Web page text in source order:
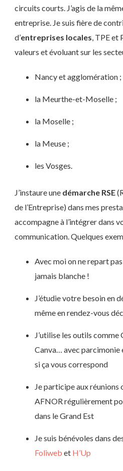
circuits courts. J’agis de la
entreprise. Je suis fière de
d’entreprises locales, TPE et
valeurs et évoluant sur les
Nancy et agglomération ;
la Meurthe-et-Moselle ;
la Moselle ;
la Meuse ;
les Vosges.
J’instaure une démarche RSE
de l’Entreprise) dans mes
accompagne à l’intégrer dans
communication. Quelques
Avec moi on ne repart pas
jamais blanche !
J’étudie votre besoin en
même en rendez-vous
J’utilise les outils
Canva… avec parcimonie
si ça vous correspond
Je participe aux réunions
AFNOR régulièrement
dans le Grand Est
Je suis bénévoles dans
Foliweb et H’Up